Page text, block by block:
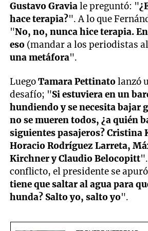
Gustavo Graviale preguntó: "
hace terapia?". A lo que
"No, no, nunca hice terapia.
eso (mandar a los periodistas
una metáfora".
LuegoTamara Pettinatolanzó
desafío; "Si estuviera en un
hundiendo y se necesita bajar
no se mueren todos, ¿a quién
siguientes pasajeros? Cristina
Horacio Rodríguez Larreta,
Kirchner y Claudio Belocopitt
conflicto, el presidente se
tiene que saltar al agua para
hunda? Salto yo, salto yo".